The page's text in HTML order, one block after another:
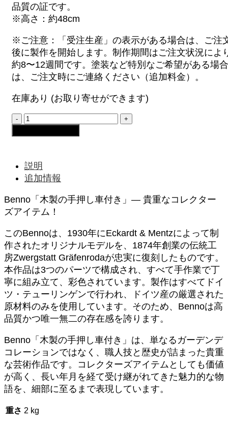
品質の証です。
※高さ：約48cm
※ご注意：「受注生産」の表示がある場合は、ご注
後に製作を開始します。制作期間はご注文状況によ
約8〜12週間です。塗装など特別なご希望がある場合
は、ご注文時にご連絡ください（追加料金）。
在庫あり (お取り寄せができます)
ガ
デ
こ
び
と
Benno「木
製
手
押
し
車
付
き」
個
説明
追加情報
Benno「木製の手押し車付き」— 貴重なコレクター
ズアイテム！
このBennoは、1930年にEckardt & Mentzによって制
作されたオリジナルモデルを、1874年創業の伝統工
房Zwergstatt Gräfenrodaが忠実に復刻したものです。
本作品は3つのパーツで構成され、すべて手作業で丁
寧に組み立て、彩色されています。製作はすべてドイ
ツ・テューリンゲンで行われ、ドイツ産の厳選された
原材料のみを使用しています。そのため、Bennoは高
品質かつ唯一無二の存在感を誇ります。
Benno「木製の手押し車付き」は、単なるガーデンデ
コレーションではなく、職人技と歴史が詰まった貴重
な芸術作品です。コレクターズアイテムとしても価値
が高く、長い年月を経て受け継がれてきた魅力的な物
語を、細部に至るまで表現しています。
重さ 2 kg